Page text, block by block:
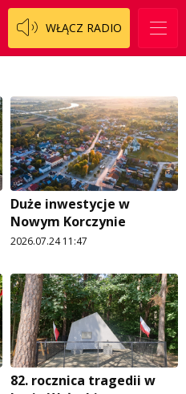
WŁĄCZ RADIO
naszej klasy
TAKŻE NA
Duże inwestycje w
Nowym Korczynie
2026.07.24 11:47
82. rocznica tragedii w